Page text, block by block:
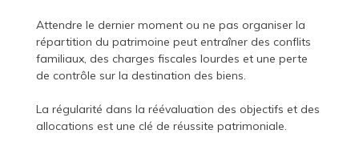
Attendre le dernier moment ou ne pas organiser la
répartition du patrimoine peut entraîner des conflits
familiaux, des charges fiscales lourdes et une perte
de contrôle sur la destination des biens.
La régularité dans la réévaluation des objectifs et des
allocations est une clé de réussite patrimoniale.